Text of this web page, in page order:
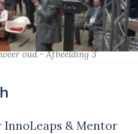
oud - Afbeelding 3’
& Mentor